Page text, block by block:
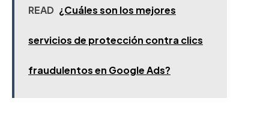
READ ¿Cuáles son los mejores
servicios de protección contra clics
fraudulentos en Google Ads?